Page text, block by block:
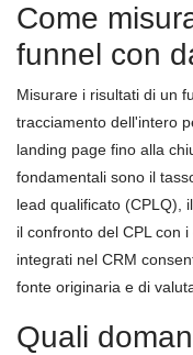
Come
funnel con
Misurare i risultati di un
tracciamento dell'intero
landing page fino alla
fondamentali sono il
lead qualificato (CPLQ),
il confronto del CPL con
integrati nel CRM
fonte originaria e di
Quali